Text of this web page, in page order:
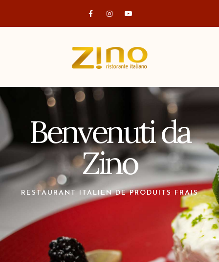
Benvenuti da
Zino
RESTAURANT ITALIEN DE PRODUITS FRAIS